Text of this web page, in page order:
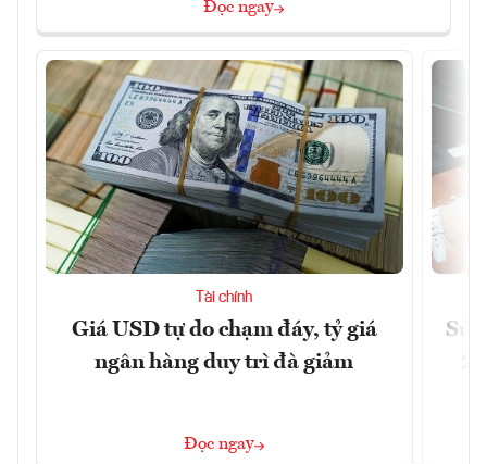
Đọc ngay
Tài chính
Giá USD tự do chạm đáy, tỷ giá
ngân hàng duy trì đà giảm
Đọc ngay